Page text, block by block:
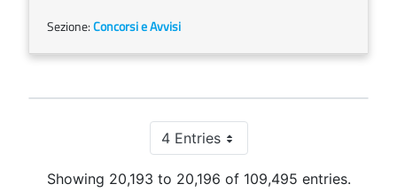
Sezione:Concorsi e Avvisi
4 EntriesPer Page
Showing 20,193 to 20,196 of 109,495 entries.